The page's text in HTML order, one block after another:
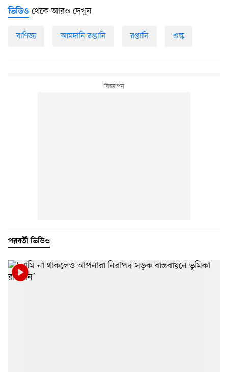
ভিডিও থেকে আরও দেখুন
বাণিজ্য আমদানি রপ্তানি রপ্তানি শুল্ক
পরবর্তী ভিডিও